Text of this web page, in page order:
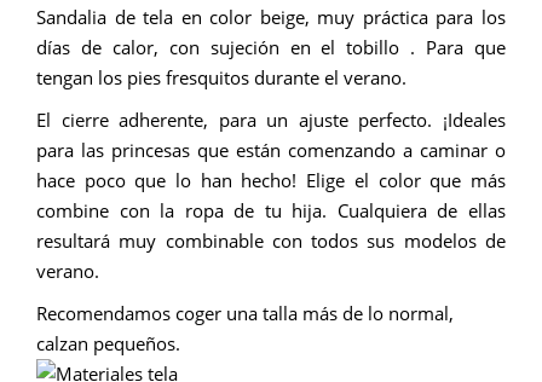
Sandalia de tela en color beige, muy práctica para los
días de calor, con sujeción en el tobillo . Para que
tengan los pies fresquitos durante el verano.
El cierre adherente, para un ajuste perfecto. ¡Ideales
para las princesas que están comenzando a caminar o
hace poco que lo han hecho! Elige el color que más
combine con la ropa de tu hija. Cualquiera de ellas
resultará muy combinable con todos sus modelos de
verano.
Recomendamos coger una talla más de lo normal,
calzan pequeños.